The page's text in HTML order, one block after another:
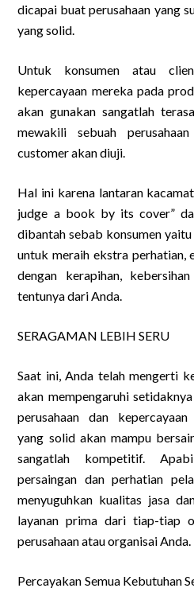
dicapai buat perusahaan yang
yang solid.
Untuk konsumen atau
kepercayaan mereka pada
akan gunakan sangatlah
mewakili sebuah
customer akan diuji.
Hal ini karena lantaran
judge a book by its cover”
dibantah sebab konsumen
untuk meraih ekstra perhatian,
dengan kerapihan,
tentunya dari Anda.
SERAGAMAN LEBIH SERU
Saat ini, Anda telah mengerti
akan mempengaruhi
perusahaan dan
yang solid akan mampu
sangatlah kompetitif.
persaingan dan perhatian
menyuguhkan kualitas jasa
layanan prima dari tiap-tiap
perusahaan atau organisai Anda.
Percayakan Semua Kebutuhan